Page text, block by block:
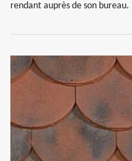
rendant auprès de son bureau.